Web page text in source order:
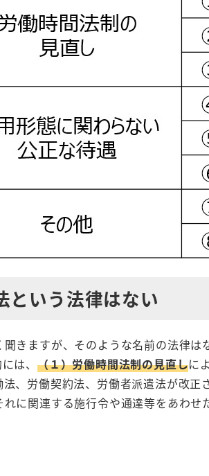
という法律はない
聞きますが、そのような名前の法律
は、 （１）労働時間法制の見直しに
、労働契約法、労働者派遣法が改
に関連する施行令や通達等をあわせ